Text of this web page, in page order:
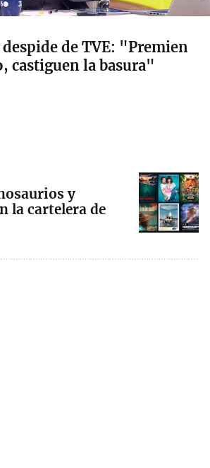
despide de TVE: "Premien
castiguen la basura"
y
la cartelera de